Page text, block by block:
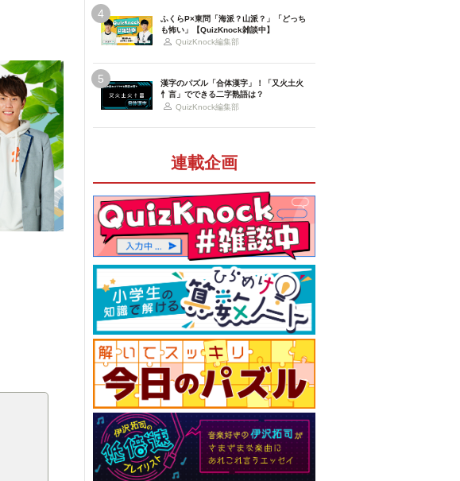
4
ふくらP×東問「海派？山派？」「どっち
も怖い」【QuizKnock雑談中】
QuizKnock編集部
5
漢字のパズル「合体漢字」！「又火土火
忄言」でできる二字熟語は？
QuizKnock編集部
連載企画